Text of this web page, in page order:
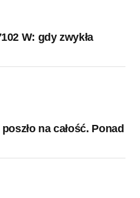
W: gdy zwykła
na całość. Ponad